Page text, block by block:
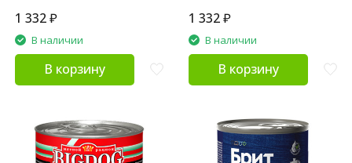
1 332₽
В наличии
В корзину
1 332₽
В наличии
В корзину